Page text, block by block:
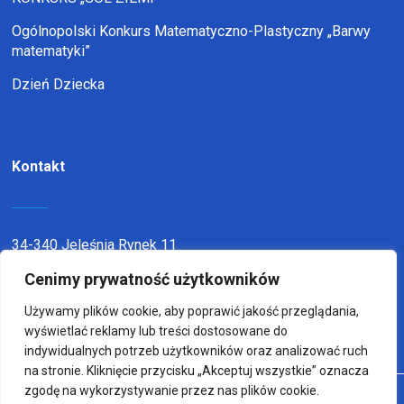
Cenimy prywatność użytkowników
Używamy plików cookie, aby poprawić jakość przeglądania,
wyświetlać reklamy lub treści dostosowane do
indywidualnych potrzeb użytkowników oraz analizować ruch
na stronie. Kliknięcie przycisku „Akceptuj wszystkie” oznacza
zgodę na wykorzystywanie przez nas plików cookie.
Ogólnopolski Konkurs Matematyczno-Plastyczny „Barwy
matematyki”
Dzień Dziecka
Kontakt
34-340 Jeleśnia Rynek 11
telefon:338636116
email:sp1jel@op.pl